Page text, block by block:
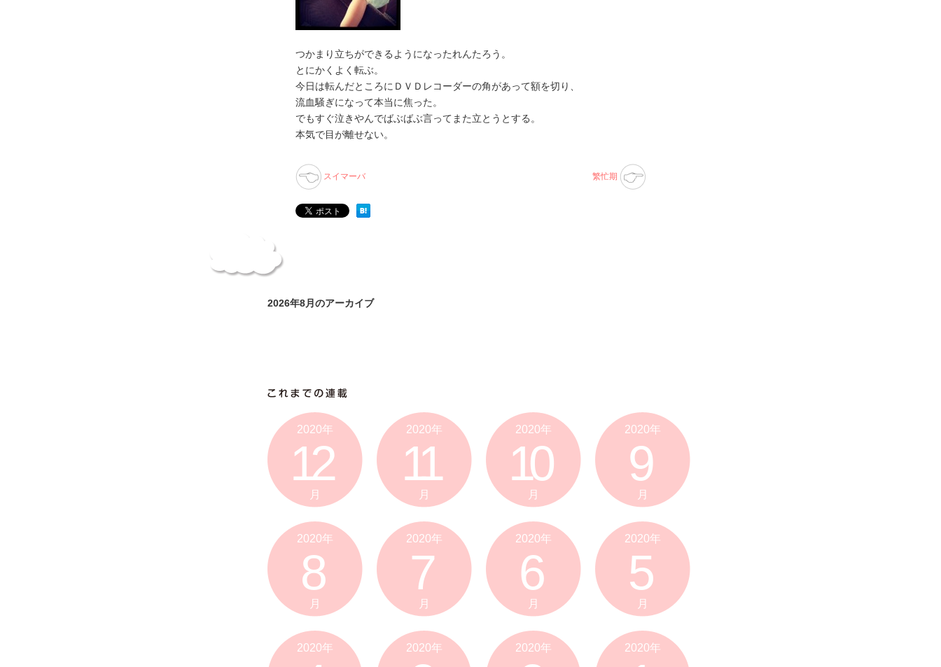
つかまり立ちができるようになったれんたろう。
とにかくよく転ぶ。
今日は転んだところにＤＶＤレコーダーの角があって額を切り、
流血騒ぎになって本当に焦った。
でもすぐ泣きやんでばぶばぶ言ってまた立とうとする。
本気で目が離せない。
スイマーバ 繁忙期
2026年8月のアーカイブ
2020年
12
月
2020年
11
月
2020年
10
月
2020年
9
月
2020年
8
月
2020年
7
月
2020年
6
月
2020年
5
月
2020年 2020年 2020年 2020年